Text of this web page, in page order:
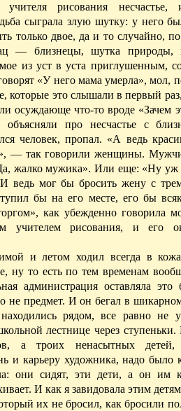
рисования несчастье,
сыграла злую шутку: у него
только двое, да и то случайно,
— близнецы, шутка природы,
из уст в уста приглушенным,
«У него мама умерла», мол,
которые это слышали в первый
осуждающе что-то вроде «Зачем
про несчастье с
человек, пропал. «А ведь
— так говорили женщины.
жалко мужика». Или еще: «Ну уж
ведь мог бы бросить жену с
бы на его месте, его бы
как убежденно говорила
учителем рисования, и его
и летом ходил всегда в
, ну то есть по тем временам
администрация оставляла это
не предмет. И он бегал в
рядом, все равно не
лестнице через
а троих ненасытных детей,
и карьеру художника, надо было
они сидят, эти дети, а он им
И как я завидовала этим
их не бросил, как бросили